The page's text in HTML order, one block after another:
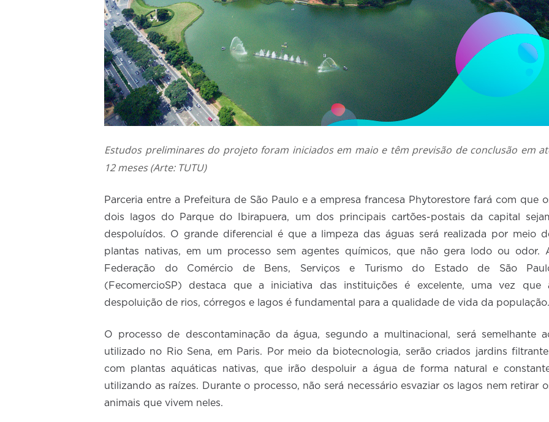
Estudos preliminares do projeto foram iniciados em maio e têm previsão de conclusão em
12 meses (Arte: TUTU)
Parceria entre a Prefeitura de São Paulo e a empresa francesa Phytorestore fará com que
dois lagos do Parque do Ibirapuera, um dos principais cartões-postais da capital
despoluídos. O grande diferencial é que a limpeza das águas será realizada por meio
plantas nativas, em um processo sem agentes químicos, que não gera lodo ou odor.
Federação do Comércio de Bens, Serviços e Turismo do Estado de São
(FecomercioSP) destaca que a iniciativa das instituições é excelente, uma vez que
despoluição de rios, córregos e lagos é fundamental para a qualidade de vida da população.
O processo de descontaminação da água, segundo a multinacional, será semelhante
utilizado no Rio Sena, em Paris. Por meio da biotecnologia, serão criados jardins
com plantas aquáticas nativas, que irão despoluir a água de forma natural e
utilizando as raízes. Durante o processo, não será necessário esvaziar os lagos nem retirar
animais que vivem neles.